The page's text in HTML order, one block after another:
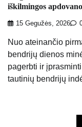
iškilmingos
15 Gegužės, 2026
Nuo ateinančio
bendrijų dienos
pagerbti ir
tautinių bendrijų